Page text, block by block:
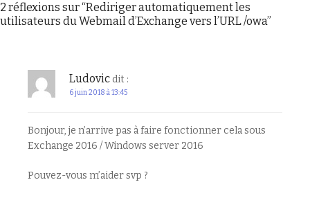
2 réflexions sur “Rediriger automatiquement les
utilisateurs du Webmail d’Exchange vers l’URL /owa”
Ludovic dit :
6 juin 2018 à 13:45
Bonjour, je n’arrive pas à faire fonctionner cela sous
Exchange 2016 / Windows server 2016
Pouvez-vous m’aider svp ?